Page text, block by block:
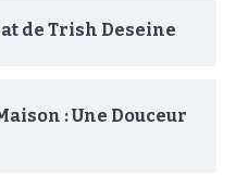
de Trish Deseine
: Une Douceur